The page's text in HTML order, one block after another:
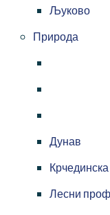
Љуково
Природа
Дунав
Лесни